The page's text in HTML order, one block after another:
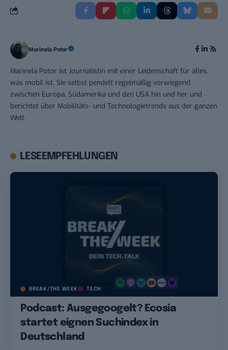
Marinela Potor
Marinela Potor ist Journalistin mit einer Leidenschaft für alles,
was mobil ist. Sie selbst pendelt regelmäßig vorwiegend
zwischen Europa, Südamerika und den USA hin und her und
berichtet über Mobilitäts- und Technologietrends aus der ganzen
Welt.
LESEEMPFEHLUNGEN
BREAK/THE WEEK TECH
Podcast: Ausgegoogelt? Ecosia
startet eignen Suchindex in
Deutschland